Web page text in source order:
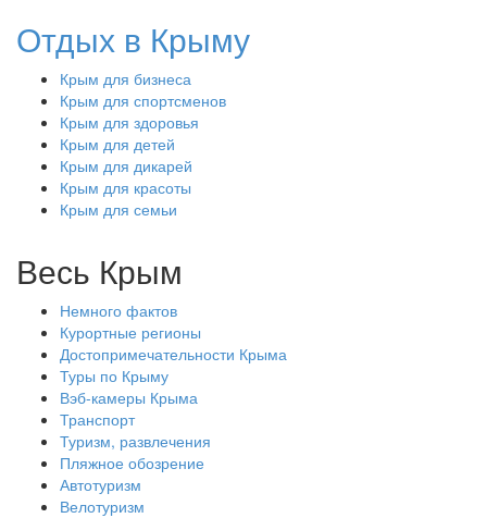
Отдых в Крыму
Крым для бизнеса
Крым для спортсменов
Крым для здоровья
Крым для детей
Крым для дикарей
Крым для красоты
Крым для семьи
Весь Крым
Немного фактов
Курортные регионы
Достопримечательности Крыма
Туры по Крыму
Вэб-камеры Крыма
Транспорт
Туризм, развлечения
Пляжное обозрение
Автотуризм
Велотуризм